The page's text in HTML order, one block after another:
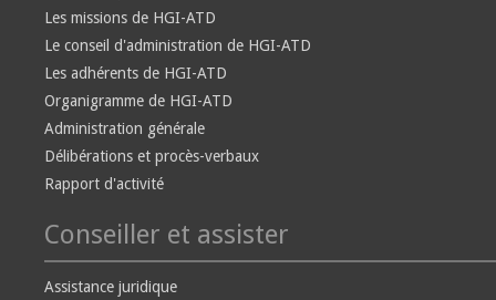
Les missions de HGI-ATD
Le conseil d'administration de HGI-ATD
Les adhérents de HGI-ATD
Organigramme de HGI-ATD
Administration générale
Délibérations et procès-verbaux
Rapport d'activité
Conseiller et assister
Assistance juridique